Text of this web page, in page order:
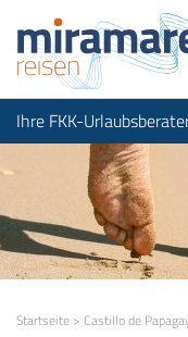
Ihre FKK-
Startseite > Castillo de